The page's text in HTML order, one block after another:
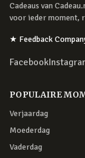
Cadeaus van
voor ieder moment,
★ Feedback
Facebook
POPULAIRE
Verjaardag
Moederdag
Vaderdag